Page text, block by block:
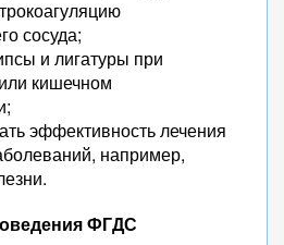
сосуда;
и лигатуры при
кишечном
эффективность лечения
например,
ФГДС